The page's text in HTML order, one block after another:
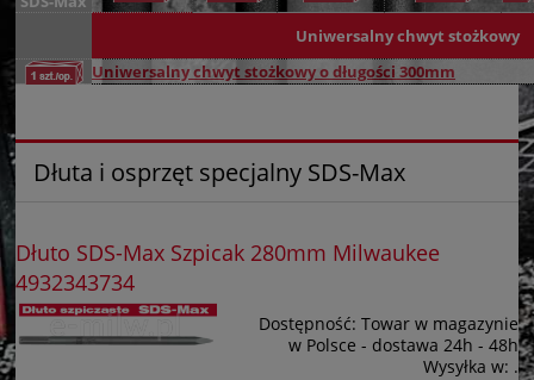
Uniwersalny chwyt stożkowy
Uniwersalny chwyt stożkowy o długości 300mm
Dłuta i osprzęt specjalny SDS-Max
Dłuto SDS-Max Szpicak 280mm Milwaukee
4932343734
Dostępność: Towar w magazynie
w Polsce - dostawa 24h - 48h
Wysyłka w: .